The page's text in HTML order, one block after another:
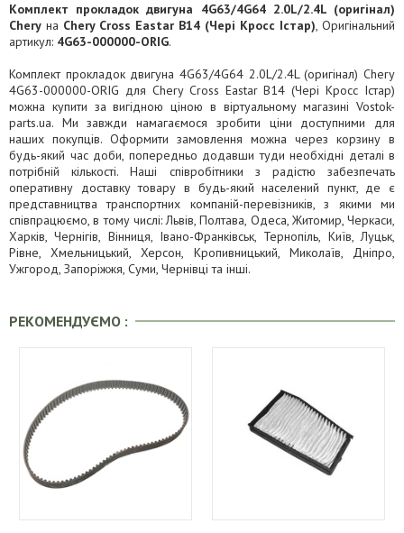
Комплект прокладок двигуна 4G63/4G64 2.0L/2.4L (оригінал)
Chery на Chery Cross Eastar B14 (Чері Кросс Істар), Оригінальний
артикул: 4G63-000000-ORIG.
Комплект прокладок двигуна 4G63/4G64 2.0L/2.4L (оригінал) Chery
4G63-000000-ORIG для Chery Cross Eastar B14 (Чері Кросс Істар)
можна купити за вигідною ціною в віртуальному магазині Vostok-
parts.ua. Ми завжди намагаємося зробити ціни доступними для
наших покупців. Оформити замовлення можна через корзину в
будь-який час доби, попередньо додавши туди необхідні деталі в
потрібній кількості. Наші співробітники з радістю забезпечать
оперативну доставку товару в будь-який населений пункт, де є
представництва транспортних компаній-перевізників, з якими ми
співпрацюємо, в тому числі: Львів, Полтава, Одеса, Житомир, Черкаси,
Харків, Чернігів, Вінниця, Івано-Франківськ, Тернопіль, Київ, Луцьк,
Рівне, Хмельницький, Херсон, Кропивницький, Миколаїв, Дніпро,
Ужгород, Запоріжжя, Суми, Чернівці та інші.
РЕКОМЕНДУЄМО :